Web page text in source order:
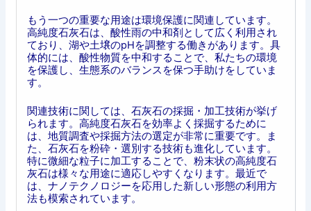
もう一つの重要な用途は環境保護に関連しています。
高純度石灰石は、酸性雨の中和剤として広く利用され
ており、湖や土壌のpHを調整する働きがあります。具
体的には、酸性物質を中和することで、私たちの環境
を保護し、生態系のバランスを保つ手助けをしていま
す。
関連技術に関しては、石灰石の採掘・加工技術が挙げ
られます。高純度石灰石を効率よく採掘するために
は、地質調査や採掘方法の選定が非常に重要です。ま
た、石灰石を粉砕・選別する技術も進化しています。
特に微細な粒子に加工することで、粉末状の高純度石
灰石は様々な用途に適応しやすくなります。最近で
は、ナノテクノロジーを応用した新しい形態の利用方
法も模索されています。